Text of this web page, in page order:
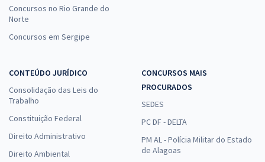
Concursos no Rio Grande do
Norte
Concursos em Sergipe
CONTEÚDO JURÍDICO
Consolidação das Leis do
Trabalho
Constituição Federal
Direito Administrativo
Direito Ambiental
CONCURSOS MAIS
PROCURADOS
SEDES
PC DF - DELTA
PM AL - Polícia Militar do Estado
de Alagoas